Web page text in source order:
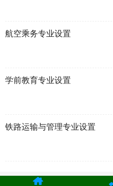
航空乘务专业设置
学前教育专业设置
铁路运输与管理专业设置